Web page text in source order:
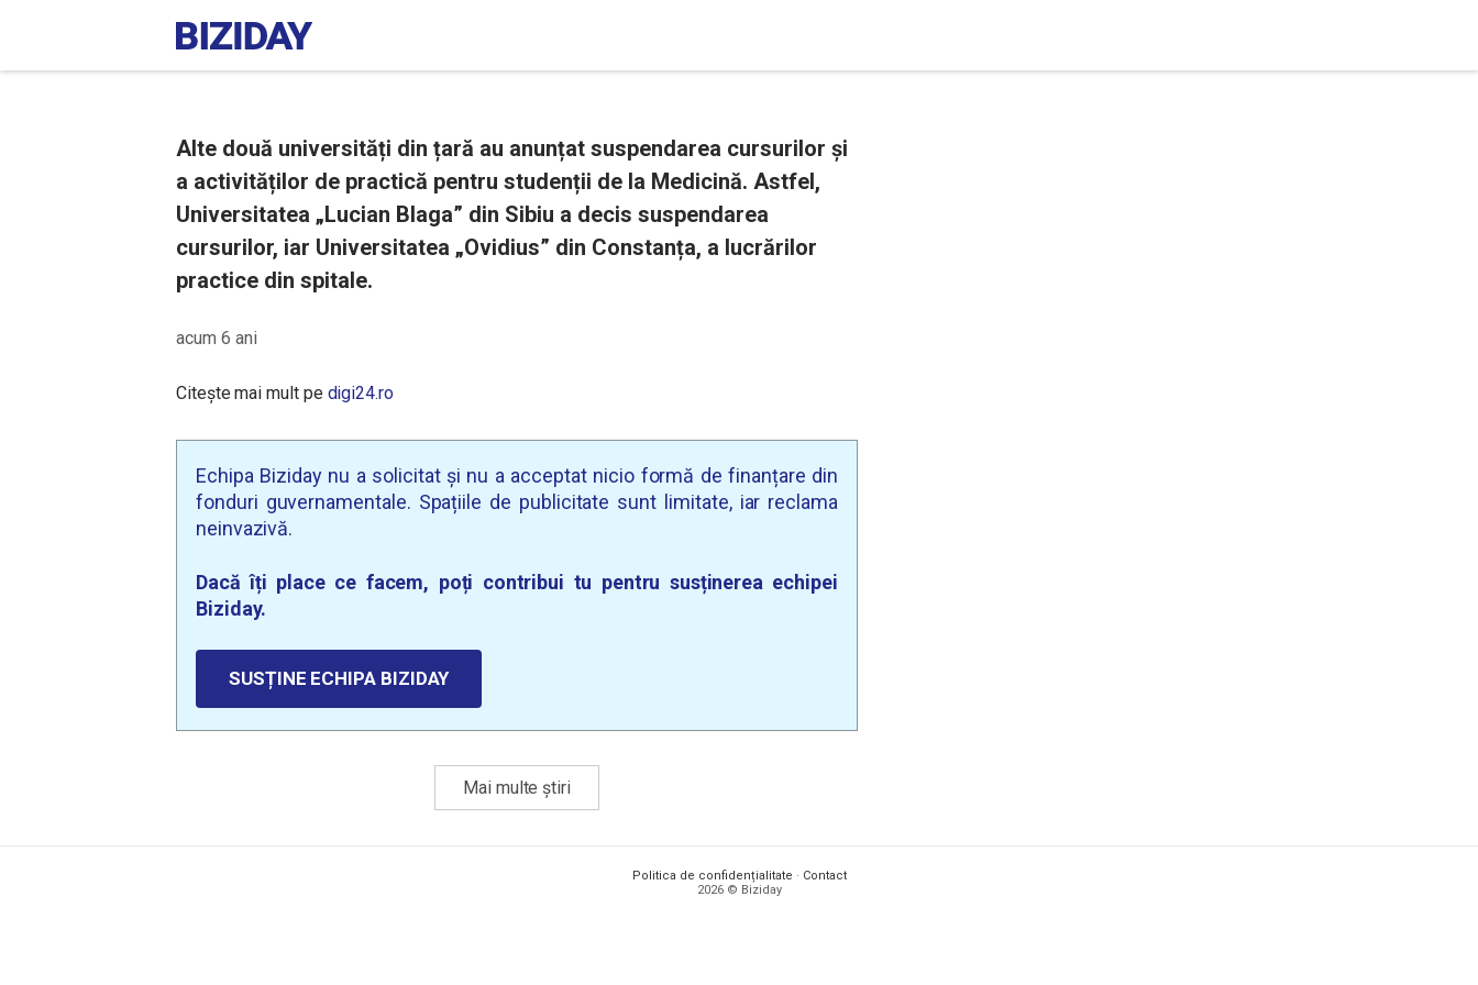
Alte două universități din țară au anunțat suspendarea cursurilor și
a activităților de practică pentru studenții de la Medicină. Astfel,
Universitatea „Lucian Blaga” din Sibiu a decis suspendarea
cursurilor, iar Universitatea „Ovidius” din Constanța, a lucrărilor
practice din spitale.
acum 6 ani
Citește mai mult pe digi24.ro
Echipa Biziday nu a solicitat și nu a acceptat nicio formă de finanțare din
fonduri guvernamentale. Spațiile de publicitate sunt limitate, iar reclama
neinvazivă.
Dacă îți place ce facem, poți contribui tu pentru susținerea echipei
Biziday.
SUSȚINE ECHIPA BIZIDAY
Mai multe știri
Politica de confidențialitate · Contact
2026 © Biziday